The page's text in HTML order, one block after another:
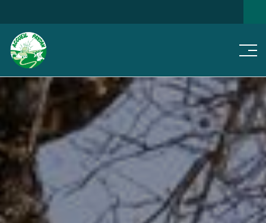
JE CHERCHE... NOTRE RÉSEAU
NOS
ACTUS